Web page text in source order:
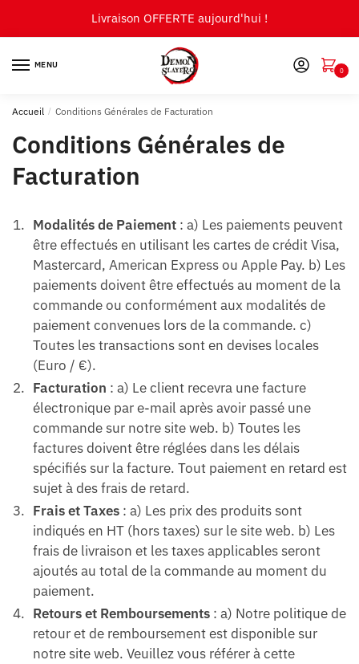
Livraison OFFERTE aujourd'hui !
MENU
0
Accueil / Conditions Générales de Facturation
Conditions Générales de
Facturation
Modalités de Paiement : a) Les paiements peuvent
être effectués en utilisant les cartes de crédit Visa,
Mastercard, American Express ou Apple Pay. b) Les
paiements doivent être effectués au moment de la
commande ou conformément aux modalités de
paiement convenues lors de la commande. c)
Toutes les transactions sont en devises locales
(Euro / €).
Facturation : a) Le client recevra une facture
électronique par e-mail après avoir passé une
commande sur notre site web. b) Toutes les
factures doivent être réglées dans les délais
spécifiés sur la facture. Tout paiement en retard est
sujet à des frais de retard.
Frais et Taxes : a) Les prix des produits sont
indiqués en HT (hors taxes) sur le site web. b) Les
frais de livraison et les taxes applicables seront
ajoutés au total de la commande au moment du
paiement.
Retours et Remboursements : a) Notre politique de
retour et de remboursement est disponible sur
notre site web. Veuillez vous référer à cette